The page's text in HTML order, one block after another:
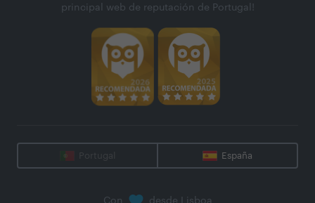
principal web de reputación de Portugal!
Portugal España
Con desde Lisboa